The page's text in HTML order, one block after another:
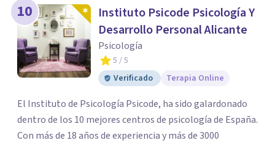
10
Instituto Psicode Psicología Y
Desarrollo Personal Alicante
Psicología
5 / 5
Verificado
Terapia Online
El Instituto de Psicología Psicode, ha sido galardonado
dentro de los 10 mejores centros de psicología de España.
Con más de 18 años de experiencia y más de 3000